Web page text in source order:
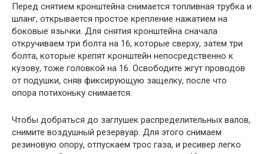
Перед снятием кронштейна снимается топливная трубка и
шланг, открывается простое крепление нажатием на
боковые язычки. Для снятия кронштейна сначала
откручиваем три болта на 16, которые сверху, затем три
болта, которые крепят кронштейн непосредственно к
кузову, тоже головкой на 16. Освободите жгут проводов
от подушки, сняв фиксирующую защелку, после что
опора потихоньку снимается.
Чтобы добраться до заглушек распределительных валов,
снимите воздушный резервуар. Для этого снимаем
резиновую опору, отпускаем трос газа, и ресивер легко